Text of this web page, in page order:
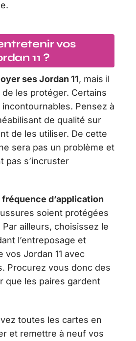
vos
11 ?
ses Jordan 11, mais il
les protéger. Certains
Pensez à
de qualité sur
de les utiliser. De cette
sera pas un problème et
pas s’incruster
fréquence d’application
soient protégées
ailleurs, choisissez le
l’entreposage et
vos Jordan 11 avec
Procurez vous donc des
que les paires gardent
toutes les cartes en
et remettre à neuf vos